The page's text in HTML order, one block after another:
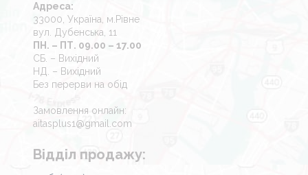
Адреса:
33000, Україна, м.Рівне
вул. Дубенська, 11
ПН. – ПТ. 09.00 – 17.00
СБ. – Вихідний
НД. – Вихідний
Без перерви на обід
Замовлення онлайн:
aitasplus1@gmail.com
Відділ продажу: